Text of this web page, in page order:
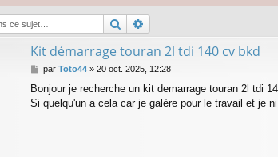
Rechercher
Kit démarrage touran 2l tdi 140 cv bkd
M
s
s
par Toto44» 20 oct. 2025, 12:28
Bonjour je recherche un kit demarrage touran 2l tdi
Si quelqu'un a cela car je galère pour le travail et je